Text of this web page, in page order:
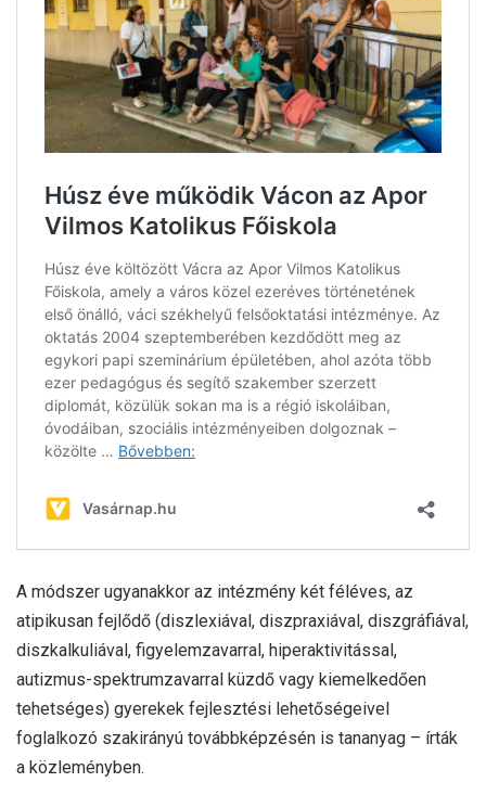
A módszer ugyanakkor az intézmény két féléves, az
atipikusan fejlődő (diszlexiával, diszpraxiával, diszgráfiával,
diszkalkuliával, figyelemzavarral, hiperaktivitással,
autizmus-spektrumzavarral küzdő vagy kiemelkedően
tehetséges) gyerekek fejlesztési lehetőségeivel
foglalkozó szakirányú továbbképzésén is tananyag – írták
a közleményben.